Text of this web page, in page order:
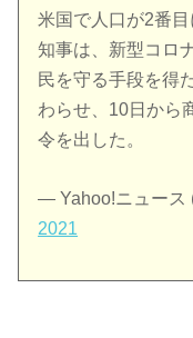
米国で人口が2番
知事は、新型コロ
民を守る手段を得
わらせ、10日から
令を出した。
— Yahoo!ニュース
2021